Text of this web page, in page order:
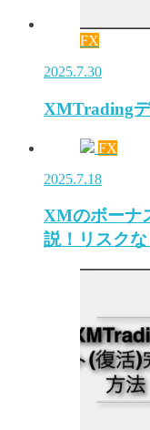
FX
2025.7.30
XMTrading
FX
2025.7.18
XMのボーナ
説！リスク